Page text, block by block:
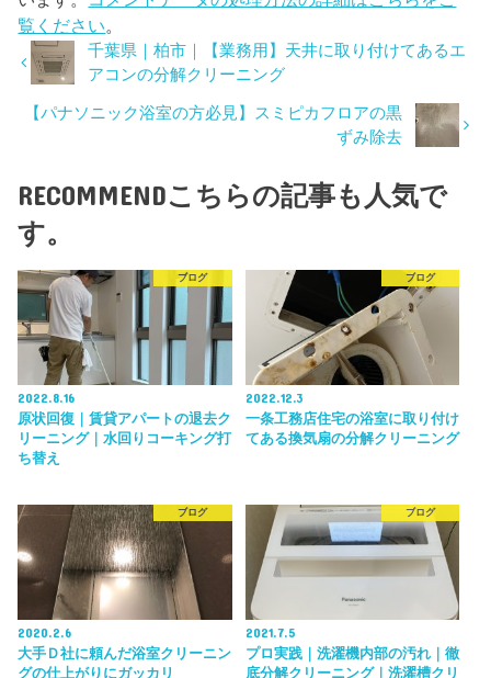
覧ください。
千葉県｜柏市｜【業務用】天井に取り付けてあるエ
アコンの分解クリーニング
【パナソニック浴室の方必見】スミピカフロアの黒
ずみ除去
RECOMMENDこちらの記事も人気で
す。
ブログ
2022.8.16
原状回復｜賃貸アパートの退去ク
リーニング｜水回りコーキング打
ち替え
ブログ
2022.12.3
一条工務店住宅の浴室に取り付け
てある換気扇の分解クリーニング
ブログ
2020.2.6
大手Ｄ社に頼んだ浴室クリーニン
グの仕上がりにガッカリ
ブログ
2021.7.5
プロ実践｜洗濯機内部の汚れ｜徹
底分解クリーニング｜洗濯槽クリ